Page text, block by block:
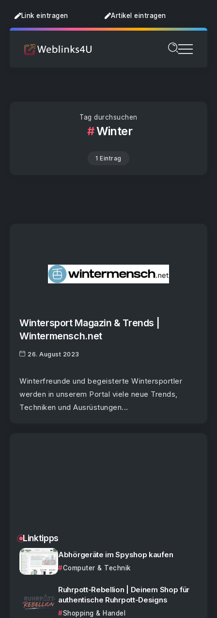
Link eintragen Artikel eintragen
Tag durchsuchen
Winter
1 Eintrag
Wintersport Magazin & Trends |
Wintermensch.net
26. August 2023
Winterfreunde und begeisterte Wintersportler
werden in unserem Portal viele neue Trends,
Techniken und Ausrüstungen...
Linktipps
Abhörgeräte im Spyshop kaufen
Computer & Technik
Ruhrpott-Rebellion | Deinem Shop für
authentische Ruhrpott-Designs
Shopping & Handel